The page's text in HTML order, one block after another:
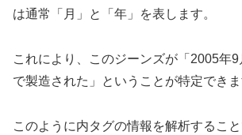
は通常「月」と「年」を表します。
これにより、このジーンズが「2005年
で製造された」ということが特定できま
このように内タグの情報を解析するこ